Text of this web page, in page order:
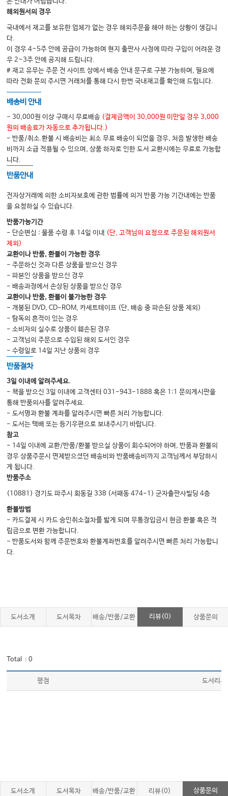
S01_혈변 ······························ 110
S02_변비 ································ 114
S03_설사 ······························ 116
S04_구토 ································ 118
S05_토혈 ······························ 120
S06_객혈 ································ 124
Others
O01_음주상담 ······················ 150
O02_금연상담 ························ 152
O03_나쁜소식 _ SPIKES ······ 156
O05_가정폭력 ······················ 160
O06_기분장애 ························ 162
O07_예방접종 ······················ 164
O08_발달지연 ························ 168
O09_기억저하 ······················ 170
O10_약물오남용 ····················· 172
OSCE
01_단순 흉부엑스선 프레젠테이션 ····· 177
02_혈액배양을 위한 채혈 ····· 181
03_정맥혈 채혈 ··················· 182
04_동맥혈 채혈 ····················· 183
05_뇌척수 압력 측정 ·········· 185
06_자궁경부펴바름검사 ········· 186
07_질분비물검사 ·················· 188
08_심전도검사 ······················· 189
09_간이정신상태검사(MMSE) 191
10_이경검사 ························· 193
11_안저검사 ························· 195
12_혈압측정 체크리스 ··········· 197
13_목부위진찰 ····················· 199
14_유방진찰 ························· 201
15_항문직장진찰 ·················· 202
19_팔다리 운동, 감각, 반사검사 ···· 209
22_뼈관절 부목고정 ·············· 217
23_기본 심폐소생술 ············ 219
28_창상드레싱 ······················· 234
해외원서의 경우
국내에서 재고를 보유한 업체가 없는 경우 해외주문을 해야 하는 상황이 생깁니
다.
이 경우 4~5주 안에 공급이 가능하며 현지 출판사 사정에 따라 구입이 어려운 경
우 2~3주 안에 공지해 드립니다.
# 재고 유무는 주문 전 사이트 상에서 배송 안내 문구로 구분 가능하며, 필요에
따라 전화 문의 주시면 거래처를 통해 다시 한번 국내재고를 확인해 드립니다.
배송비 안내
- 30,000원 이상 구매시 무료배송 (결제금액이 30,000원 미만일 경우 3,000
원의 배송료가 자동으로 추가됩니다.)
- 반품/취소.환불 시 배송비는 최소 무료 배송이 되었을 경우, 처음 발생한 배송
비까지 소급 적용될 수 있으며, 상품 하자로 인한 도서 교환시에는 무료로 가능합
니다.
반품안내
전자상거래에 의한 소비자보호에 관한 법률에 의거 반품 가능 기간내에는 반품
을 요청하실 수 있습니다.
반품가능기간
- 단순변심 : 물품 수령 후 14일 이내 (단, 고객님의 요청으로 주문된 해외원서
제외)
교환이나 반품, 환불이 가능한 경우
- 주문하신 것과 다른 상품을 받으신 경우
- 파본인 상품을 받으신 경우
- 배송과정에서 손상된 상품을 받으신 경우
교환이나 반품, 환불이 불가능한 경우
- 개봉된 DVD, CD-ROM, 카세트테이프 (단, 배송 중 파손된 상품 제외)
- 탐독의 흔적이 있는 경우
- 소비자의 실수로 상품이 훼손된 경우
- 고객님의 주문으로 수입된 해외 도서인 경우
- 수령일로 14일 지난 상품의 경우
반품절차
3일 이내에 알려주세요.
- 책을 받으신 3일 이내에 고객센터 031-943-1888 혹은 1:1 문의게시판을
통해 반품의사를 알려주세요.
- 도서명과 환불 계좌를 알려주시면 빠른 처리 가능합니다.
- 도서는 택배 또는 등기우편으로 보내주시기 바랍니다.
참고
- 14일 이내에 교환/반품/환불 받으실 상품이 회수되어야 하며, 반품과 환불의
경우 상품주문시 면제받으셨던 배송비와 반품배송비까지 고객님께서 부담하시
게 됩니다.
반품주소
(10881) 경기도 파주시 회동길 338 (서패동 474-1) 군자출판사빌딩 4층
환불방법
- 카드결제 시 카드 승인취소절차를 밟게 되며 무통장입금시 현금 환불 혹은 적
립금으로 변환 가능합니다.
- 반품도서와 함께 주문번호와 환불계좌번호를 알려주시면 빠른 처리 가능합니
다.
도서소개 도서목차 배송/반품/교환 리뷰(0) 상품문의
Total ｜0
평점 도서리뷰
도서소개 도서목차 배송/반품/교환 리뷰(0) 상품문의